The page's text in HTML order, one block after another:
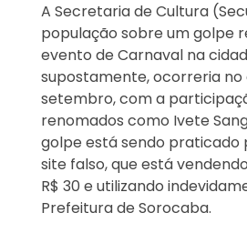
A Secretaria de Cultura
população sobre um golpe
evento de Carnaval na
supostamente, ocorreria no
setembro, com a
renomados como Ivete
golpe está sendo praticado
site falso, que está
R$ 30 e utilizando
Prefeitura de Sorocaba.